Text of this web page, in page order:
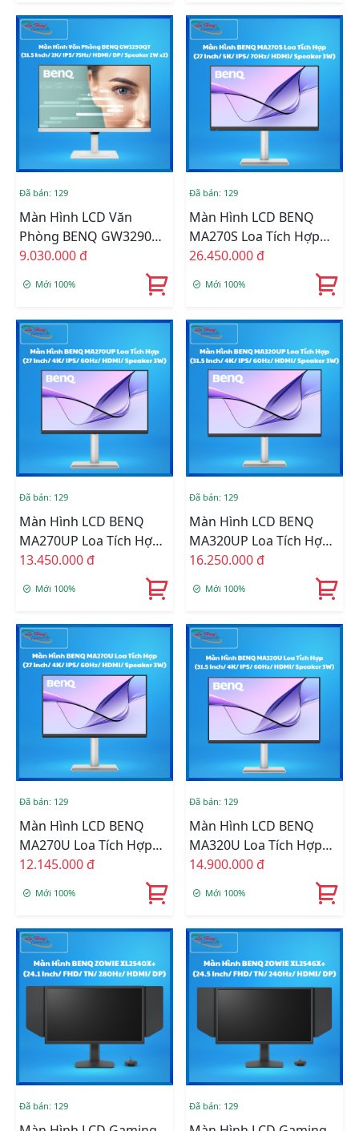
Đã bán: 129
Màn Hình LCD Văn
Phòng BENQ GW3290QT
Loa Tích Hợp (31.5 Inch/
2K/ IPS/ 75Hz/ HDMI/
DP/ Speaker 2W X2)
9.030.000 đ
Mới 100%
Đã bán: 129
Màn Hình LCD BENQ
MA270S Loa Tích Hợp
Tối Ưu Màu Cho Sắc Cho
Mac/Macbook (27 Inch/
5K/ IPS/ 70Hz/ HDMI/
26.450.000 đ
Mới 100%
Đã bán: 129
Màn Hình LCD BENQ
MA270UP Loa Tích Hợp
Tối Ưu Màu Cho Sắc Cho
Mac/Macbook (27 Inch/
4K/ IPS/ 60Hz/ HDMI/
13.450.000 đ
Mới 100%
Đã bán: 129
Màn Hình LCD BENQ
MA320UP Loa Tích Hợp
Tối Ưu Màu Cho Sắc Cho
Inch/ 4K/ IPS/ 60Hz/
16.250.000 đ
Mới 100%
Đã bán: 129
Màn Hình LCD BENQ
MA270U Loa Tích Hợp
Tối Ưu Màu Cho Sắc Cho
Mac/Macbook (27 Inch/
4K/ IPS/ 60Hz/ HDMI/
12.145.000 đ
Mới 100%
Đã bán: 129
Màn Hình LCD BENQ
MA320U Loa Tích Hợp
Tối Ưu Màu Cho Sắc Cho
Inch/ 4K/ IPS/ 60Hz/
14.900.000 đ
Mới 100%
Đã bán: 129 Đã bán: 129